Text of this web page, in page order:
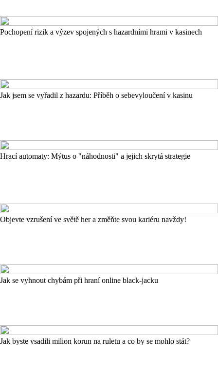
Pochopení rizik a výzev spojených s hazardními hrami v kasinech
Jak jsem se vyřadil z hazardu: Příběh o sebevyloučení v kasinu
Hrací automaty: Mýtus o "náhodnosti" a jejich skrytá strategie
Objevte vzrušení ve světě her a změňte svou kariéru navždy!
Jak se vyhnout chybám při hraní online black-jacku
Jak byste vsadili milion korun na ruletu a co by se mohlo stát?